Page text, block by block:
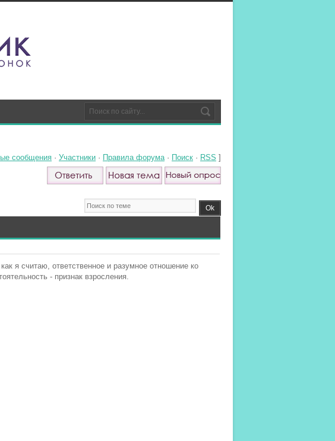
сообщения · Участники · Правила форума· Поиск · RSS ]
я считаю, ответственное и разумное отношение ко
- признак взросления.